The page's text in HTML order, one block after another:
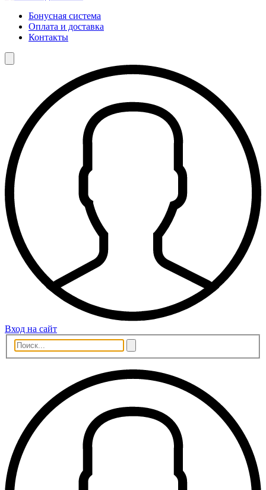
Бонусная система
Оплата и доставка
Контакты
Вход на сайт